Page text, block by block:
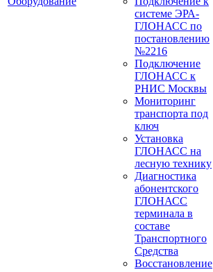
системе ЭРА-
ГЛОНАСС по
постановлению
№2216
Подключение
ГЛОНАСС к
РНИС Москвы
Мониторинг
транспорта под
ключ
Установка
ГЛОНАСС на
лесную технику
Диагностика
абонентского
ГЛОНАСС
терминала в
составе
Транспортного
Средства
Восстановление